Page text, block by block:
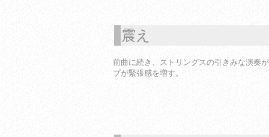
震え
前曲に続き、ストリングスの引きみな演奏
プが緊張感を増す。